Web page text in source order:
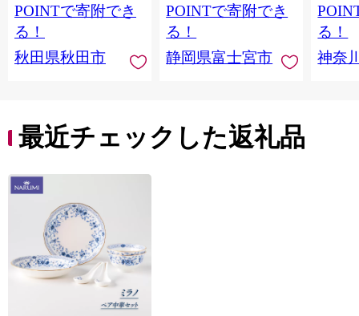
トイレットペーパー
日本製紙クレシア] 秋
田県秋田市
POINTで寄附でき
る！
秋田県秋田市
香りつき 日用品 消耗
品 備蓄
POINTで寄附でき
る！
静岡県富士宮市
防災
ペー
川県
トペー
る！
神奈
最近チェックした返礼品